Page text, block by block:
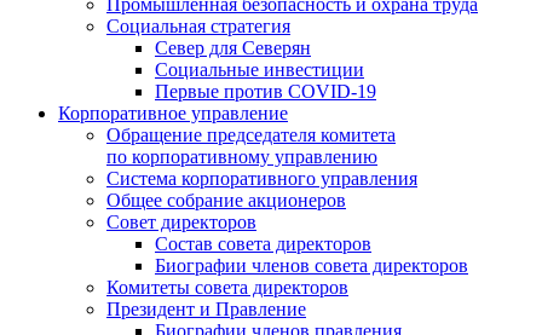
Социальная стратегия
Север для Северян
Социальные инвестиции
Первые против COVID‑19
Корпоративное управление
Обращение председателя комитета
по корпоративному управлению
Система корпоративного управления
Общее собрание акционеров
Совет директоров
Состав совета директоров
Биографии членов совета директоров
Комитеты совета директоров
Президент и Правление
Биографии членов правления